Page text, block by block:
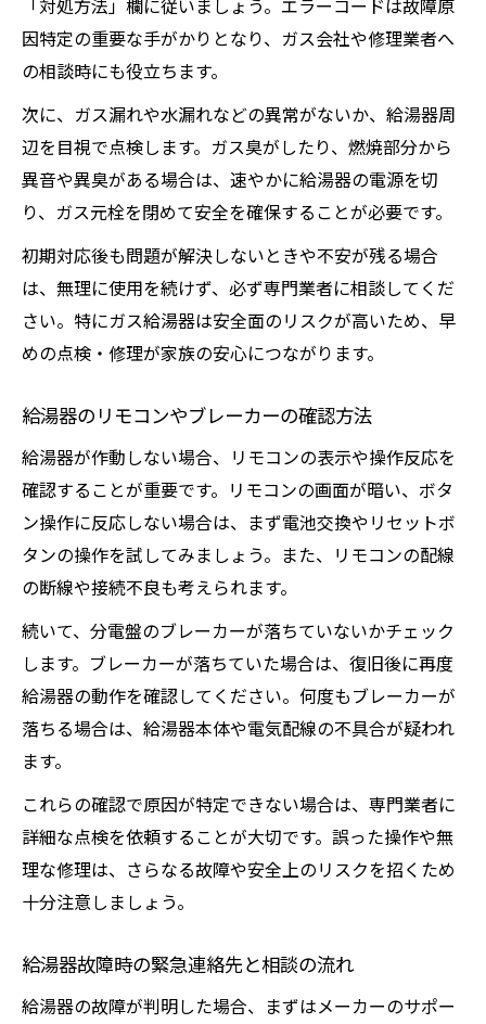
「対処方法」欄に従いましょう。エラーコードは故障原
因特定の重要な手がかりとなり、ガス会社や修理業者へ
の相談時にも役立ちます。
次に、ガス漏れや水漏れなどの異常がないか、給湯器周
辺を目視で点検します。ガス臭がしたり、燃焼部分から
異音や異臭がある場合は、速やかに給湯器の電源を切
り、ガス元栓を閉めて安全を確保することが必要です。
初期対応後も問題が解決しないときや不安が残る場合
は、無理に使用を続けず、必ず専門業者に相談してくだ
さい。特にガス給湯器は安全面のリスクが高いため、早
めの点検・修理が家族の安心につながります。
給湯器のリモコンやブレーカーの確認方法
給湯器が作動しない場合、リモコンの表示や操作反応を
確認することが重要です。リモコンの画面が暗い、ボタ
ン操作に反応しない場合は、まず電池交換やリセットボ
タンの操作を試してみましょう。また、リモコンの配線
の断線や接続不良も考えられます。
続いて、分電盤のブレーカーが落ちていないかチェック
します。ブレーカーが落ちていた場合は、復旧後に再度
給湯器の動作を確認してください。何度もブレーカーが
落ちる場合は、給湯器本体や電気配線の不具合が疑われ
ます。
これらの確認で原因が特定できない場合は、専門業者に
詳細な点検を依頼することが大切です。誤った操作や無
理な修理は、さらなる故障や安全上のリスクを招くため
十分注意しましょう。
給湯器故障時の緊急連絡先と相談の流れ
給湯器の故障が判明した場合、まずはメーカーのサポー